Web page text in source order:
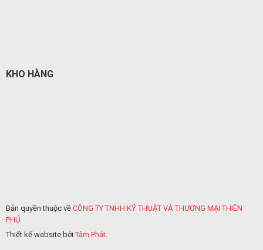
KHO HÀNG
Bản quyền thuộc về CÔNG TY TNHH KỸ THUẬT VÀ THƯƠNG MẠI THIÊN
PHÚ
Thiết kế website bởiTâm Phát.